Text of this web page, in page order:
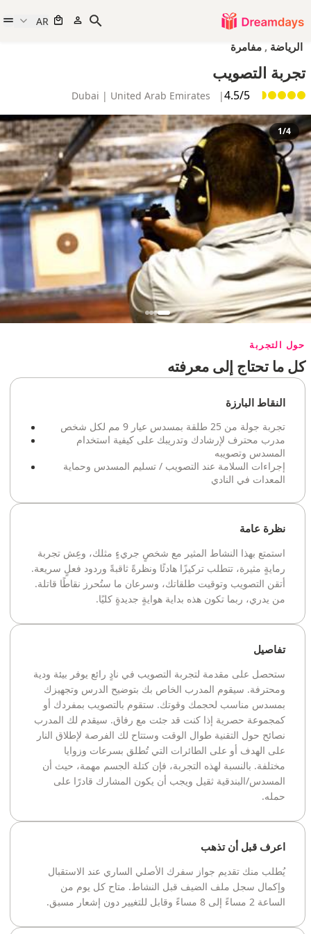
AR
الرياضة, مفامرة
تجربة التصويب
4.5/5
|
1/4
حول التجربة
كل ما تحتاج إلى معرفته
النقاط البارزة
تجربة جولة من 25 طلقة بمسدس عيار 9 مم لكل شخص
مدرب محترف لإرشادك وتدريبك على كيفية استخدام
المسدس وتصويبه
إجراءات السلامة عند التصويب / تسليم المسدس وحماية
المعدات في النادي
نظرة عامة
استمتع بهذا النشاط المثير مع شخصٍ جريءٍ مثلك، وعِش تجربة
رمايةٍ مثيرة، تتطلب تركيزًا هادئًا ونظرةً ثاقبةً وردود فعلٍ سريعة.
أتقن التصويب وتوقيت طلقاتك، وسرعان ما ستُحرز نقاطًا قاتلة.
من يدري، ربما تكون هذه بداية هوايةٍ جديدةٍ كليًا.
تفاصيل
ستحصل على مقدمة لتجربة التصويب في نادٍ رائع يوفر بيئة ودية
ومحترفة. سيقوم المدرب الخاص بك بتوضيح الدرس وتجهيزك
بمسدس مناسب لحجمك وقوتك. ستقوم بالتصويب بمفردك أو
كمجموعة حصرية إذا كنت قد جئت مع رفاق. سيقدم لك المدرب
نصائح حول التقنية طوال الوقت وستتاح لك الفرصة لإطلاق النار
على الهدف أو على الطائرات التي تُطلق بسرعات وزوايا
مختلفة. بالنسبة لهذه التجربة، فإن كتلة الجسم مهمة، حيث أن
المسدس/البندقية ثقيل ويجب أن يكون المشارك قادرًا على
حمله.
اعرف قبل أن تذهب
يُطلب منك تقديم جواز سفرك الأصلي الساري عند الاستقبال
وإكمال سجل ملف الضيف قبل النشاط. متاح كل يوم من
الساعة 2 مساءً إلى 8 مساءً وقابل للتغيير دون إشعار مسبق.